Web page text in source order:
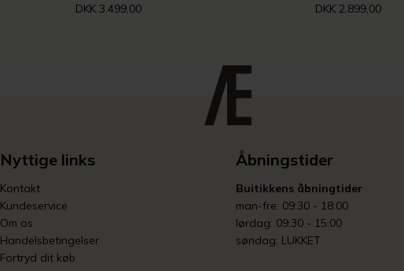
DKK 3.499,00
DKK 2.899,00
Nyttige links
Kontakt
Kundeservice
Om os
Handelsbetingelser
Fortryd dit køb
Åbningstider
Buitikkens åbningtider
man-fre: 09:30 - 18:00
lørdag: 09:30 - 15:00
søndag: LUKKET